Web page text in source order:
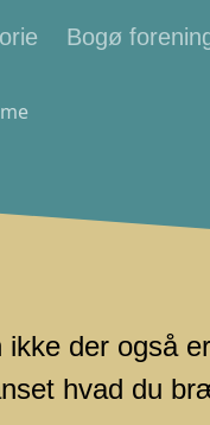
Bogø
der også
hvad du